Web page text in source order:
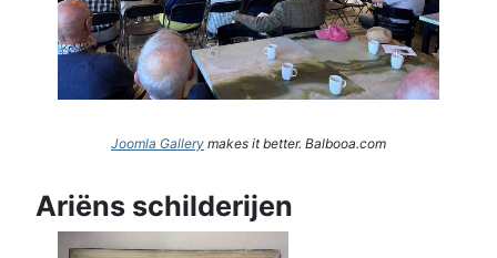
Joomla Gallery makes it better. Balbooa.com
Ariëns schilderijen